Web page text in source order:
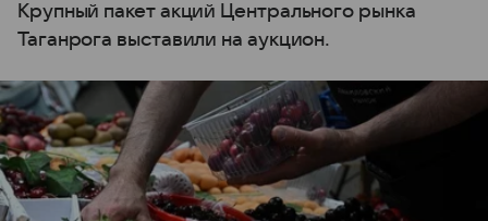
Крупный пакет акций Центрального рынка
Таганрога выставили на аукцион.